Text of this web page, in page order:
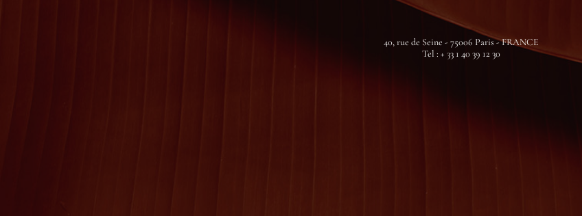
40, rue de Seine - 75006 Paris - FRANCE
Tel : + 33 1 40 39 12 30